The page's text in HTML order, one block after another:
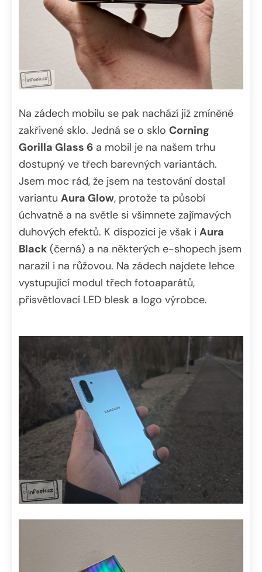
Na zádech mobilu se pak nachází již zmíněné
zakřivené sklo. Jedná se o sklo Corning
Gorilla Glass 6 a mobil je na našem trhu
dostupný ve třech barevných variantách.
Jsem moc rád, že jsem na testování dostal
variantu Aura Glow, protože ta působí
úchvatně a na světle si všimnete zajímavých
duhových efektů. K dispozici je však i Aura
Black (černá) a na některých e-shopech jsem
narazil i na růžovou. Na zádech najdete lehce
vystupující modul třech fotoaparátů,
přisvětlovací LED blesk a logo výrobce.